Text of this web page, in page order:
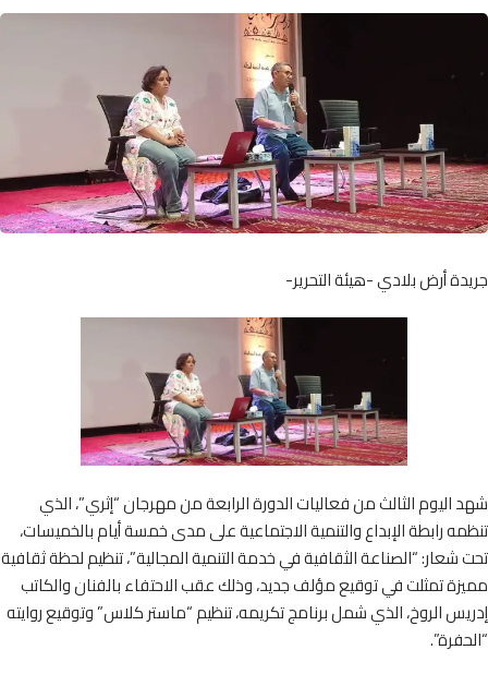
أرض بلادي -هيئة التحرير-
الثالث من فعاليات الدورة الرابعة من مهرجان “إثري”، الذي
رابطة الإبداع والتنمية الاجتماعية على مدى خمسة أيام بالخميسات،
“الصناعة الثقافية في خدمة التنمية المجالية”، تنظيم لحظة ثقافية
تمثلت في توقيع مؤلف جديد، وذلك عقب الاحتفاء بالفنان والكاتب
الروخ، الذي شمل برنامج تكريمه، تنظيم “ماستر كلاس” وتوقيع روايته